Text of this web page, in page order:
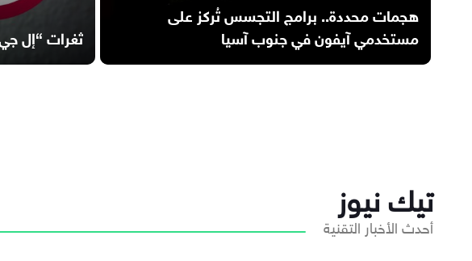
هجمات محددة.. برامج التجسس تُركز على
مستخدمي آيفون في جنوب آسيا
ثغرات “إل
تيك نيوز
أحدث الأخبار التقنية